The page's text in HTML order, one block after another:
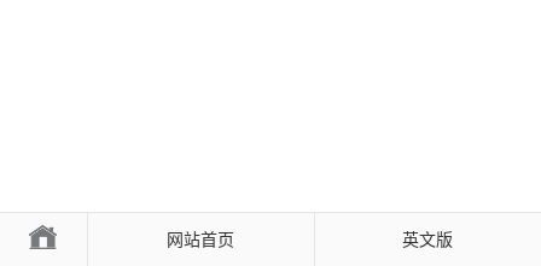
网站首页 英文版